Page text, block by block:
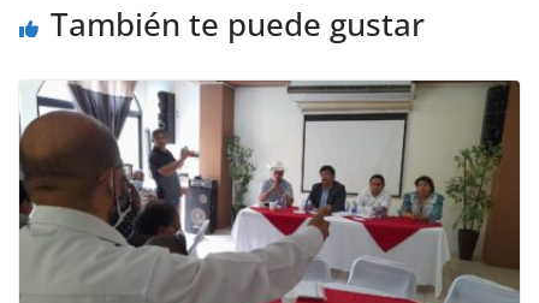
También te puede gustar